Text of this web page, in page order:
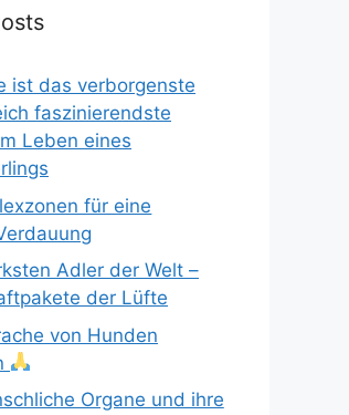
ist das verborgenste
faszinierendste
Leben eines
für eine
Adler der Welt –
der Lüfte
von Hunden
Organe und ihre